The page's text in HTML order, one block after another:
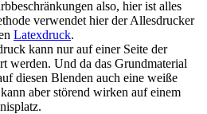
also, hier ist alles
verwendet hier der Allesdrucker
Latexdruck.
kann nur auf einer Seite der
werden. Und da das Grundmaterial
diesen Blenden auch eine weiße
aber störend wirken auf einem